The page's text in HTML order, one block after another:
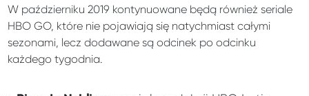
W październiku 2019 kontynuowane będą również seriale
HBO GO, które nie pojawiają się natychmiast całymi
sezonami, lecz dodawane są odcinek po odcinku
każdego tygodnia.